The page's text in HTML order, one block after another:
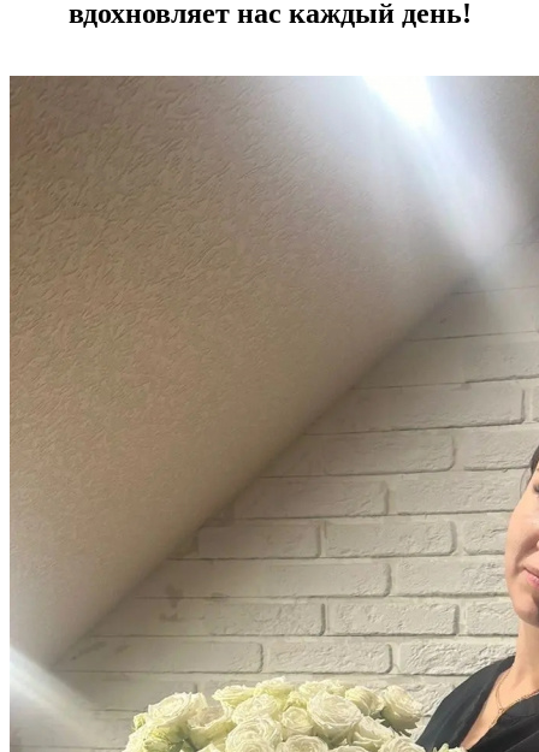
вдохновляет нас каждый день!